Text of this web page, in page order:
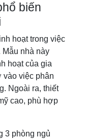
biến
hoạt trong việc
Mẫu nhà này
hoạt của gia
vào việc phân
Ngoài ra, thiết
cao, phù hợp
3 phòng ngủ